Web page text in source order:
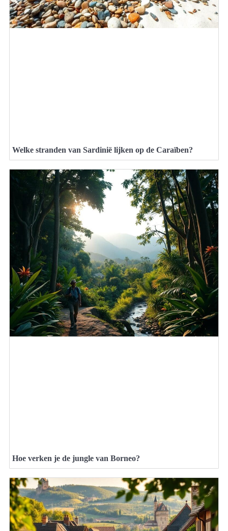
Welke stranden van Sardinië lijken op de Caraïben?
Hoe verken je de jungle van Borneo?